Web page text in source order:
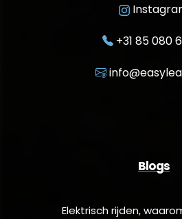
+31 85 080
Blogs
Elektrisch rijden,